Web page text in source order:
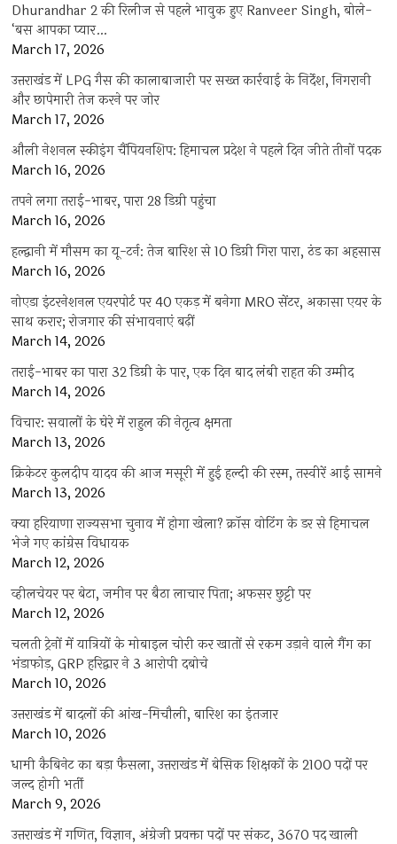
Dhurandhar 2 की रिलीज से पहले भावुक हुए Ranveer Singh, बोले-
‘बस आपका प्यार…
March 17, 2026
उत्तराखंड में LPG गैस की कालाबाजारी पर सख्त कार्रवाई के निर्देश, निगरानी
और छापेमारी तेज करने पर जोर
March 17, 2026
औली नेशनल स्कीइंग चैंपियनशिप: हिमाचल प्रदेश ने पहले दिन जीते तीनों पदक
March 16, 2026
तपने लगा तराई-भाबर, पारा 28 डिग्री पहुंचा
March 16, 2026
हल्द्वानी में मौसम का यू-टर्न: तेज बारिश से 10 डिग्री गिरा पारा, ठंड का अहसास
March 16, 2026
नोएडा इंटरनेशनल एयरपोर्ट पर 40 एकड़ में बनेगा MRO सेंटर, अकासा एयर के
साथ करार; रोजगार की संभावनाएं बढ़ीं
March 14, 2026
तराई-भाबर का पारा 32 डिग्री के पार, एक दिन बाद लंबी राहत की उम्मीद
March 14, 2026
विचार: सवालों के घेरे में राहुल की नेतृत्व क्षमता
March 13, 2026
क्रिकेटर कुलदीप यादव की आज मसूरी में हुई हल्दी की रस्म, तस्वीरें आई सामने
March 13, 2026
क्या हरियाणा राज्यसभा चुनाव में होगा खेला? क्रॉस वोटिंग के डर से हिमाचल
भेजे गए कांग्रेस विधायक
March 12, 2026
व्हीलचेयर पर बेटा, जमीन पर बैठा लाचार पिता; अफसर छुट्टी पर
March 12, 2026
चलती ट्रेनों में यात्रियों के मोबाइल चोरी कर खातों से रकम उड़ाने वाले गैंग का
भंडाफोड़, GRP हरिद्वार ने 3 आरोपी दबोचे
March 10, 2026
उत्तराखंड में बादलों की आंख-मिचौली, बारिश का इंतजार
March 10, 2026
धामी कैबिनेट का बड़ा फैसला, उत्तराखंड में बेसिक शिक्षकों के 2100 पदों पर
जल्द होगी भर्ती
March 9, 2026
उत्तराखंड में गणित, विज्ञान, अंग्रेजी प्रवक्ता पदों पर संकट, 3670 पद खाली